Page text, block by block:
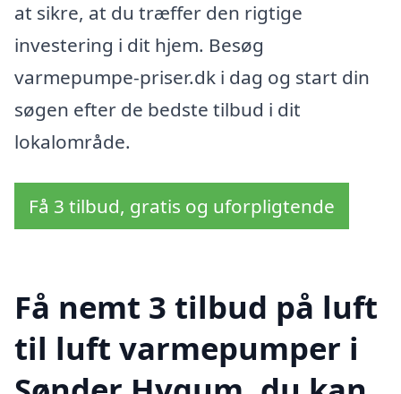
at sikre, at du træffer den rigtige
investering i dit hjem. Besøg
varmepumpe-priser.dk i dag og start din
søgen efter de bedste tilbud i dit
lokalområde.
Få 3 tilbud, gratis og uforpligtende
Få nemt 3 tilbud på luft
til luft varmepumper i